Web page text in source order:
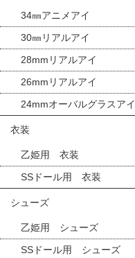
34㎜アニメアイ
30㎜リアルアイ
28mmリアルアイ
26mmリアルアイ
24mmオーバルグラスアイ
衣装
乙姫用 衣装
SSドール用 衣装
シューズ
乙姫用 シューズ
SSドール用 シューズ